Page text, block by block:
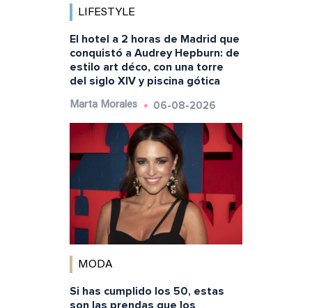
LIFESTYLE
El hotel a 2 horas de Madrid que
conquistó a Audrey Hepburn: de
estilo art déco, con una torre
del siglo XIV y piscina gótica
Marta Morales 06-08-2026
MODA
Si has cumplido los 50, estas
son las prendas que los